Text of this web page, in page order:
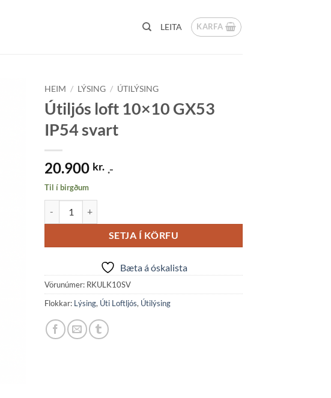
LEITA KARFA
HEIM / LÝSING / ÚTILÝSING
Útiljós loft 10×10 GX53
IP54 svart
20.900 kr. .-
Til í birgðum
SETJA Í KÖRFU
Bæta á óskalista
Vörunúmer: RKULK10SV
Flokkar: Lýsing, Úti Loftljós, Útilýsing